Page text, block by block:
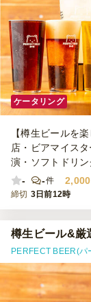
ケータリング
【樽生ビールを
店・ビアマイス
演・ソフトドリン
-
-件 2,000
締切 3日前12時
樽生ビール&厳
PERFECT BEER(パ